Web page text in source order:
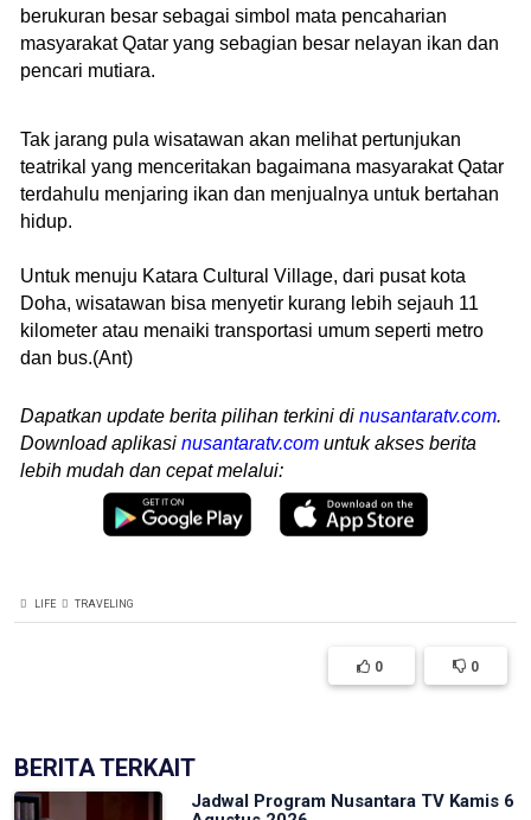
berukuran besar sebagai simbol mata pencaharian
masyarakat Qatar yang sebagian besar nelayan ikan dan
pencari mutiara.
Tak jarang pula wisatawan akan melihat pertunjukan
teatrikal yang menceritakan bagaimana masyarakat Qatar
terdahulu menjaring ikan dan menjualnya untuk bertahan
hidup.
Untuk menuju Katara Cultural Village, dari pusat kota
Doha, wisatawan bisa menyetir kurang lebih sejauh 11
kilometer atau menaiki transportasi umum seperti metro
dan bus.(Ant)
Dapatkan update berita pilihan terkini di nusantaratv.com.
Download aplikasi nusantaratv.com untuk akses berita
lebih mudah dan cepat melalui:
LIFE TRAVELING
0 0
BERITA TERKAIT
Jadwal Program Nusantara TV Kamis 6